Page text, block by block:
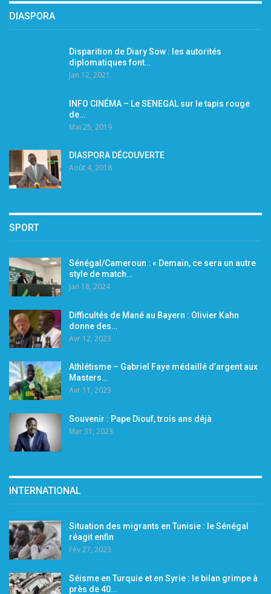
DIASPORA
Disparition de Diary Sow : les autorités
diplomatiques font…
Jan 12, 2021
INFO CINÉMA – Le SENEGAL sur le tapis rouge
de…
Mai 25, 2019
DIASPORA DÉCOUVERTE
Août 4, 2018
SPORT
Sénégal/Cameroun : « Demain, ce sera un autre
style de match…
Jan 18, 2024
Difficultés de Mané au Bayern : Olivier Kahn
donne des…
Avr 12, 2023
Athlétisme – Gabriel Faye médaillé d’argent aux
Masters…
Avr 11, 2023
Souvenir : Pape Diouf, trois ans déjà
Mar 31, 2023
INTERNATIONAL
Situation des migrants en Tunisie : le Sénégal
réagit enfin
Fév 27, 2023
Séisme en Turquie et en Syrie : le bilan grimpe à
près de 40…